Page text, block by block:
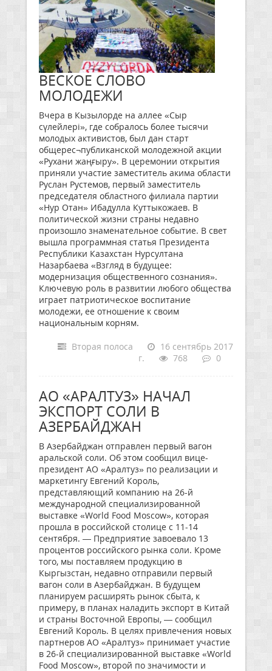
ВЕСКОЕ СЛОВО
МОЛОДЕЖИ
Вчера в Кызылорде на аллее «Сыр
сүлейлері», где собралось более тысячи
молодых активистов, был дан старт
общерес¬публиканской молодежной акции
«Рухани жаңғыру». В церемонии открытия
приняли участие заместитель акима области
Руслан Рустемов, первый заместитель
председателя областного филиала партии
«Нур Отан» Ибадулла Куттыкожаев. В
политической жизни страны недавно
произошло знаменательное событие. В свет
вышла программная статья Президента
Республики Казахстан Нурсултана
Назарбаева «Взгляд в будущее:
модернизация общественного сознания».
Ключевую роль в развитии любого общества
играет патриотическое воспитание
молодежи, ее отношение к своим
национальным корням.
Вторая полоса
16 сентябрь 2017
г.
768 0
АО «АРАЛТУЗ» НАЧАЛ
ЭКСПОРТ СОЛИ В
АЗЕРБАЙДЖАН
В Азербайджан отправлен первый вагон
аральской соли. Об этом сообщил вице-
президент АО «Аралтуз» по реализации и
маркетингу Евгений Король,
представляющий компанию на 26-й
международной специализированной
выставке «World Food Moscow», которая
прошла в российской столице с 11-14
сентября. — Предприятие завоевало 13
процентов российского рынка соли. Кроме
того, мы поставляем продукцию в
Кыргызстан, недавно отправили первый
вагон соли в Азербайджан. В будущем
планируем расширять рынок сбыта, к
примеру, в планах наладить экспорт в Китай
и страны Восточной Европы, — сообщил
Евгений Король. В целях привлечения новых
партнеров АО «Аралтуз» принимает участие
в 26-й специализированной выставке «World
Food Moscow», второй по значимости и